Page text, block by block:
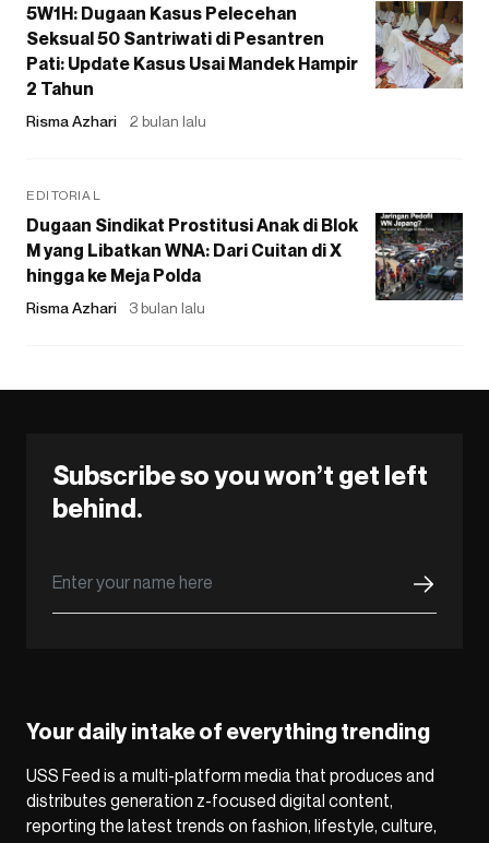
5W1H: Dugaan Kasus Pelecehan
Seksual 50 Santriwati di Pesantren
Pati: Update Kasus Usai Mandek Hampir
2 Tahun
Risma Azhari 2 bulan lalu
EDITORIAL
Dugaan Sindikat Prostitusi Anak di Blok
M yang Libatkan WNA: Dari Cuitan di X
hingga ke Meja Polda
Risma Azhari 3 bulan lalu
Subscribe so you won’t get left
behind.
Your daily intake of everything trending
USS Feed is a multi-platform media that produces and
distributes generation z-focused digital content,
reporting the latest trends on fashion, lifestyle, culture,